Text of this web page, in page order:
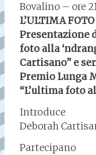
Bovalino – ore
L’ULTIMA
Presentazione
foto alla
Cartisano” e
Premio Lunga
“L’ultima foto
Introduce
Deborah
Partecipano